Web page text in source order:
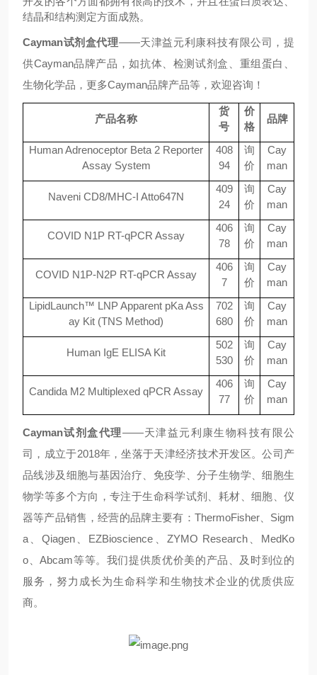
结晶和结构测定方面成熟。
Cayman试剂盒代理——天津益元利康科技有限公司，提
供Cayman品牌产品 ，如抗体
检测试剂盒、重组蛋白、
生物化学品 ，更多Cayman品牌产品等，欢迎咨询！
产品名称
货
号
价
格
品牌
Human Adrenoceptor Beta 2 Reporter
Assay System
408
94
询
价
Cay
man
Naveni CD8/MHC-I Atto647N
409
24
询
价
Cay
man
COVID N1P RT-qPCR Assay
406
78
询
价
Cay
man
COVID N1P-N2P RT-qPCR Assay
406
7
询
价
Cay
man
LipidLaunch™ LNP Apparent pKa Ass
ay Kit (TNS Method)
702
680
询
价
Cay
man
Human IgE ELISA Kit
502
530
询
价
Cay
man
Candida M2 Multiplexed qPCR Assay
406
77
询
价
Cay
man
Cayman试剂盒代理——天津益元利康生物科技有限公
司，成立于2018年，坐落于天津经济技术开发区。公司产
品线涉及细胞与基因治疗、免疫学、分子生物学、细胞生
物学等多个方向，专注于生命科学试剂、耗材、细胞、仪
器等产品销售，经营的品牌主要有： ThermoFisher、 Sigm
a 、Qiagen EZBioscience ZYMO Research、 MedKo
o 、Abcam等等。我们提供质优价美的产品、及时到位的
服务，努力成长为生命科学和生物技术企业的优质供应
商。